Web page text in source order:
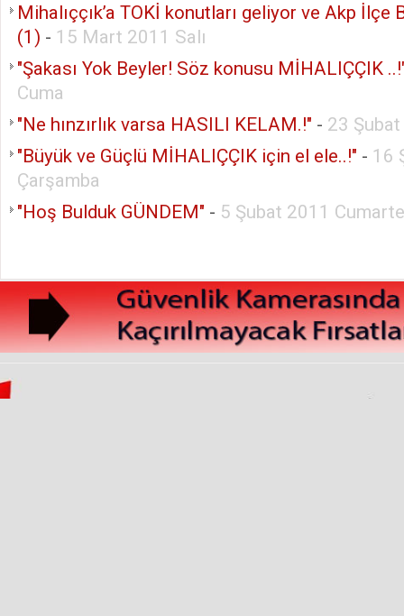
Mihalıççık’a TOKİ konutları geliyor ve Akp İlçe
(1) - 15 Mart 2011 Salı
"Şakası Yok Beyler! Söz konusu MİHALIÇÇIK
Cuma
"Ne hınzırlık varsa HASILI KELAM.!" - 23
"Büyük ve Güçlü MİHALIÇÇIK için el ele..!" - 16
Çarşamba
"Hoş Bulduk GÜNDEM" - 5 Şubat 2011